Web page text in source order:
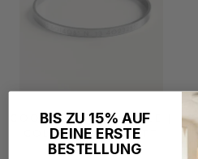
COORDINATES BANGLE |
COLOR SILVER MATT
4MM
BIS ZU 15% AUF
DEINE ERSTE
BESTELLUNG